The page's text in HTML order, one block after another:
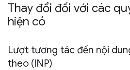
Thay đổi đối với các
hiện có
Lượt tương tác đến nội
theo (INP)